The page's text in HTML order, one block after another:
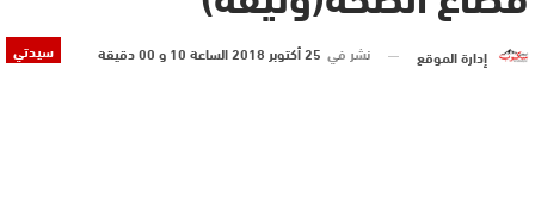
سيدتي إدارة الموقع نشر في 25 أكتوبر 2018 الساعة 10 و 00 دقيقة